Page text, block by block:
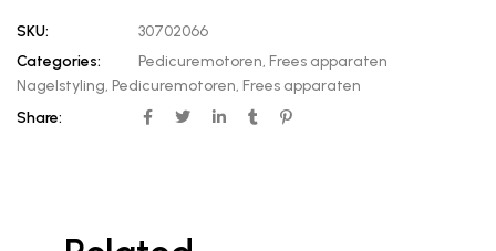
SKU:
30702066
Categories:
Pedicuremotoren, Frees apparaten
Nagelstyling, Pedicuremotoren, Frees apparaten
Share: